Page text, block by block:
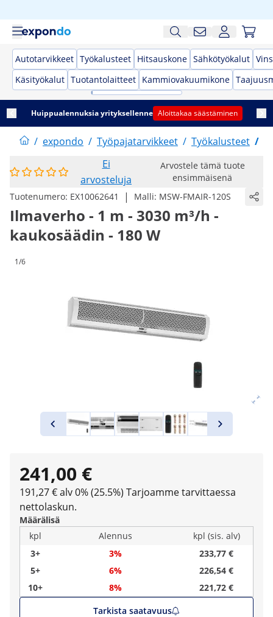
Autotarvikkeet Työkalusteet Hitsauskone Sähkötyökalut
Käsityökalut Tuotantolaitteet Kammiovakuumikone
Huippualennuksia yrityksellenne Aloittakaa säästäminen
/ expondo / Työpajatarvikkeet / Työkalusteet /
Ei
arvosteluja
Arvostele tämä tuote
ensimmäisenä
Tuotenumero: EX10062641 | Malli: MSW-FMAIR-120S
Ilmaverho - 1 m - 3030 m³/h -
kaukosäädin - 180 W
1/6
241,00 €
191,27 € alv 0% (25.5%) Tarjoamme tarvittaessa
nettolaskun.
Määrälisä
kpl
Alennus
kpl (sis. alv)
3+
3%
233,77 €
5+
6%
226,54 €
10+
8%
221,72 €
Tarkista saatavuus